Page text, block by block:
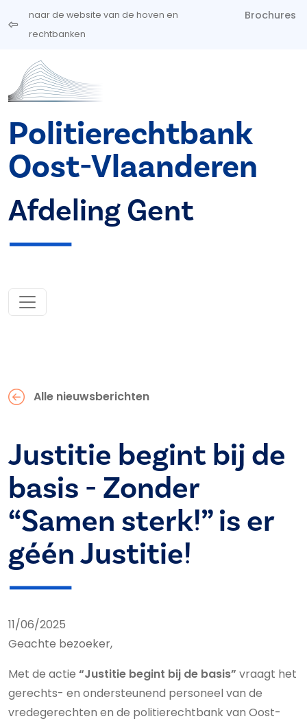
Overslaan en naar de inhoud gaan
naar de website van de hoven en
rechtbanken
Brochures
Politierechtbank
Oost-Vlaanderen
Afdeling Gent
Alle nieuwsberichten
Justitie begint bij de
basis - Zonder
“Samen sterk!” is er
géén Justitie!
11/06/2025
Geachte bezoeker,
Met de actie “Justitie begint bij de basis” vraagt het
gerechts- en ondersteunend personeel van de
vredegerechten en de politierechtbank van Oost-